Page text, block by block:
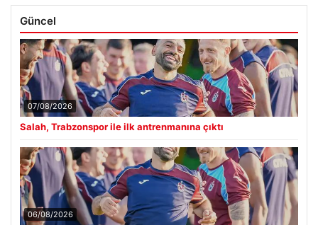
Güncel
07/08/2026
Salah, Trabzonspor ile ilk antrenmanına çıktı
06/08/2026